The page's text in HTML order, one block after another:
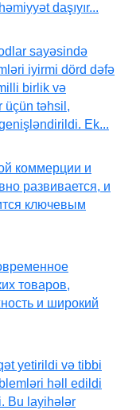
daşıyır...
sayəsində
iyirmi dörd dəfə
birlik və
üçün təhsil,
Ek...
коммерции и
развивается, и
ключевым
товаров,
и широкий
yetirildi və tibbi
həll edildi
Bu layihələr